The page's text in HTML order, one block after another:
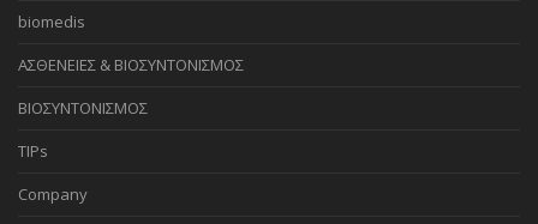
biomedis
ΑΣΘΕΝΕΙΕΣ & ΒΙΟΣΥΝΤΟΝΙΣΜΟΣ
ΒΙΟΣΥΝΤΟΝΙΣΜΟΣ
TIPs
Company